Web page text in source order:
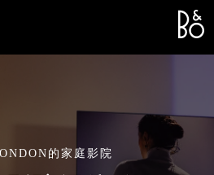
的家庭影院